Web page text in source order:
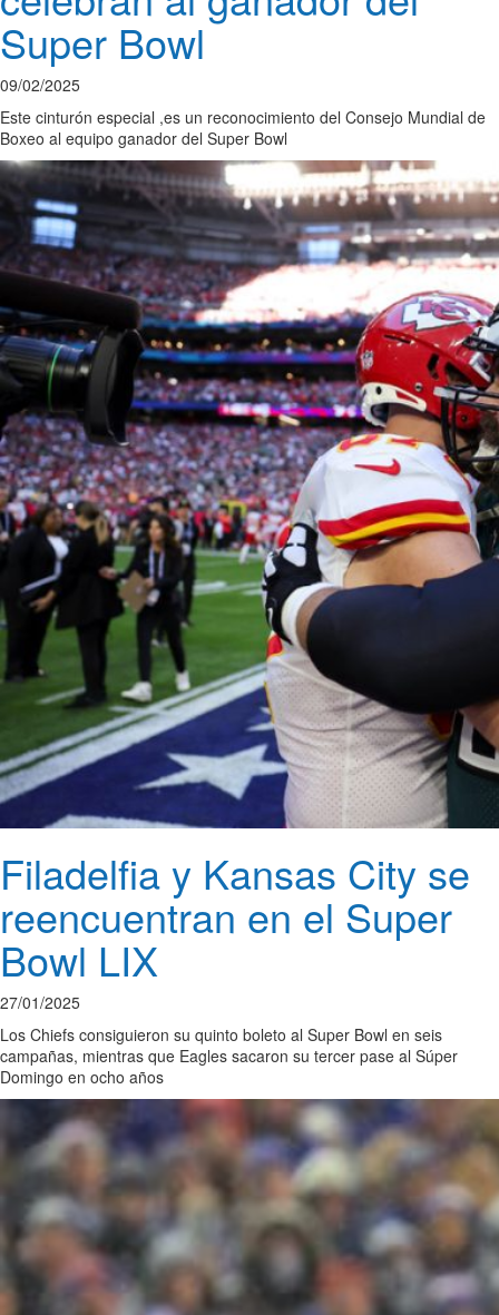
Super Bowl
09/02/2025
Este cinturón especial ,es un reconocimiento del Consejo Mundial de
Boxeo al equipo ganador del Super Bowl
Filadelfia y Kansas City se
reencuentran en el Super
Bowl LIX
27/01/2025
Los Chiefs consiguieron su quinto boleto al Super Bowl en seis
campañas, mientras que Eagles sacaron su tercer pase al Súper
Domingo en ocho años